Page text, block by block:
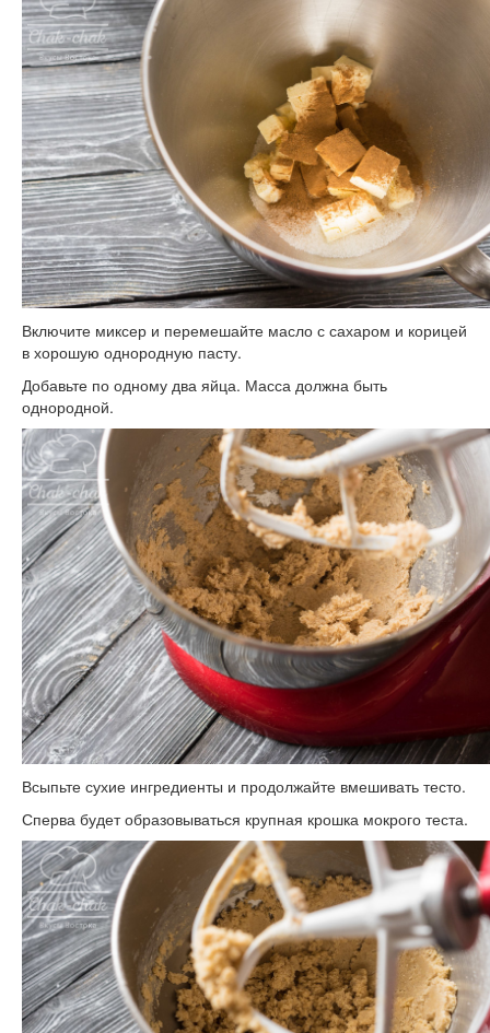
Включите миксер и перемешайте масло с сахаром и корицей
в хорошую однородную пасту.
Добавьте по одному два яйца. Масса должна быть
однородной.
Всыпьте сухие ингредиенты и продолжайте вмешивать тесто.
Сперва будет образовываться крупная крошка мокрого теста.